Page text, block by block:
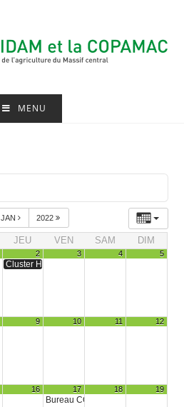
MENU
JAN 2022
JEU VEN SAM DIM
2
Cluster Herbe : Conseil scientifique et
3 4 5
9 10 11 12
16 17
Bureau COPAMAC-SIDAM
18 19